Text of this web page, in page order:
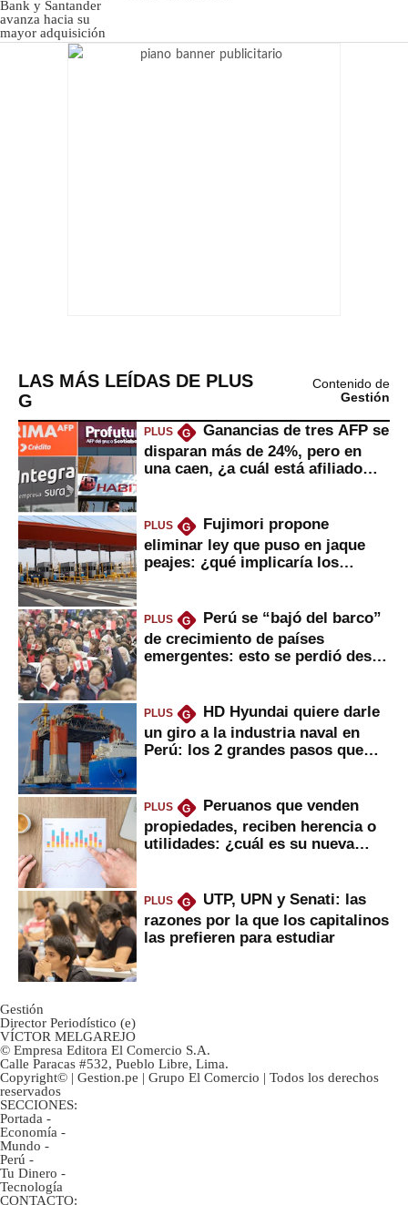
LAS MÁS LEÍDAS DE PLUS
G
Contenido de
Gestión
PLUS G
Ganancias de tres AFP se
disparan más de 24%, pero en
una caen, ¿a cuál está afiliado
PLUS G
Fujimori propone
eliminar ley que puso en jaque
peajes: ¿qué implicaría los
PLUS G
Perú se “bajó del barco”
de crecimiento de países
emergentes: esto se perdió desde
PLUS G
HD Hyundai quiere darle
un giro a la industria naval en
Perú: los 2 grandes pasos que
PLUS G
Peruanos que venden
propiedades, reciben herencia o
utilidades: ¿cuál es su nueva
PLUS G
UTP, UPN y Senati: las
razones por la que los capitalinos
las prefieren para estudiar
Gestión
Director Periodístico (e)
VÍCTOR MELGAREJO
© Empresa Editora El Comercio S.A.
Calle Paracas #532, Pueblo Libre, Lima.
Copyright© | Gestion.pe | Grupo El Comercio | Todos los derechos
reservados
SECCIONES:
Portada -
Economía -
Mundo -
Perú -
Tu Dinero -
Tecnología
CONTACTO: